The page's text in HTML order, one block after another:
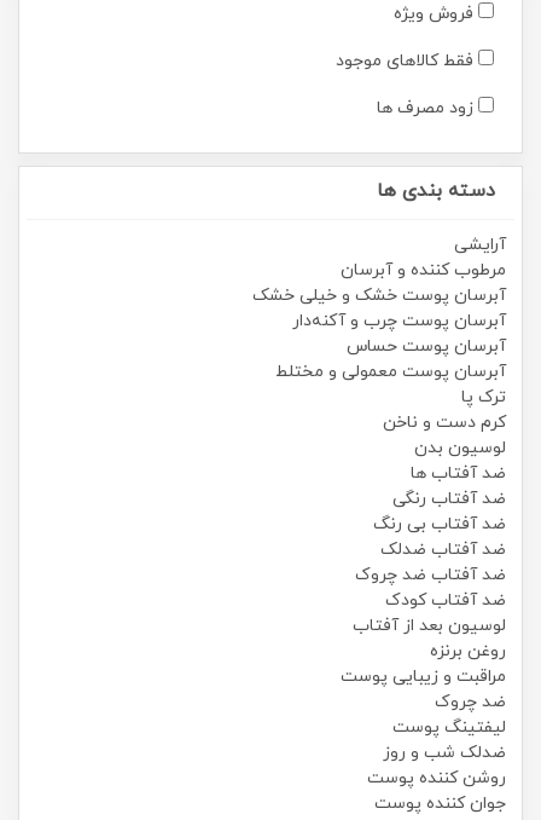
فروش ویژه
فقط کالاهای موجود
زود مصرف ها
دسته بندی ها
آرایشی
مرطوب کننده و آبرسان
آبرسان پوست خشک و خیلی خشک
آبرسان پوست چرب و آکنه‌دار
آبرسان پوست حساس
آبرسان پوست معمولی و مختلط
ترک پا
کرم دست و ناخن
لوسیون بدن
ضد آفتاب ها
ضد آفتاب رنگی
ضد آفتاب بی رنگ
ضد آفتاب ضدلک
ضد آفتاب ضد چروک
ضد آفتاب کودک
لوسیون بعد از آفتاب
روغن برنزه
مراقبت و زیبایی پوست
ضد چروک
لیفتینگ پوست
ضدلک شب و روز
روشن کننده پوست
جوان کننده پوست